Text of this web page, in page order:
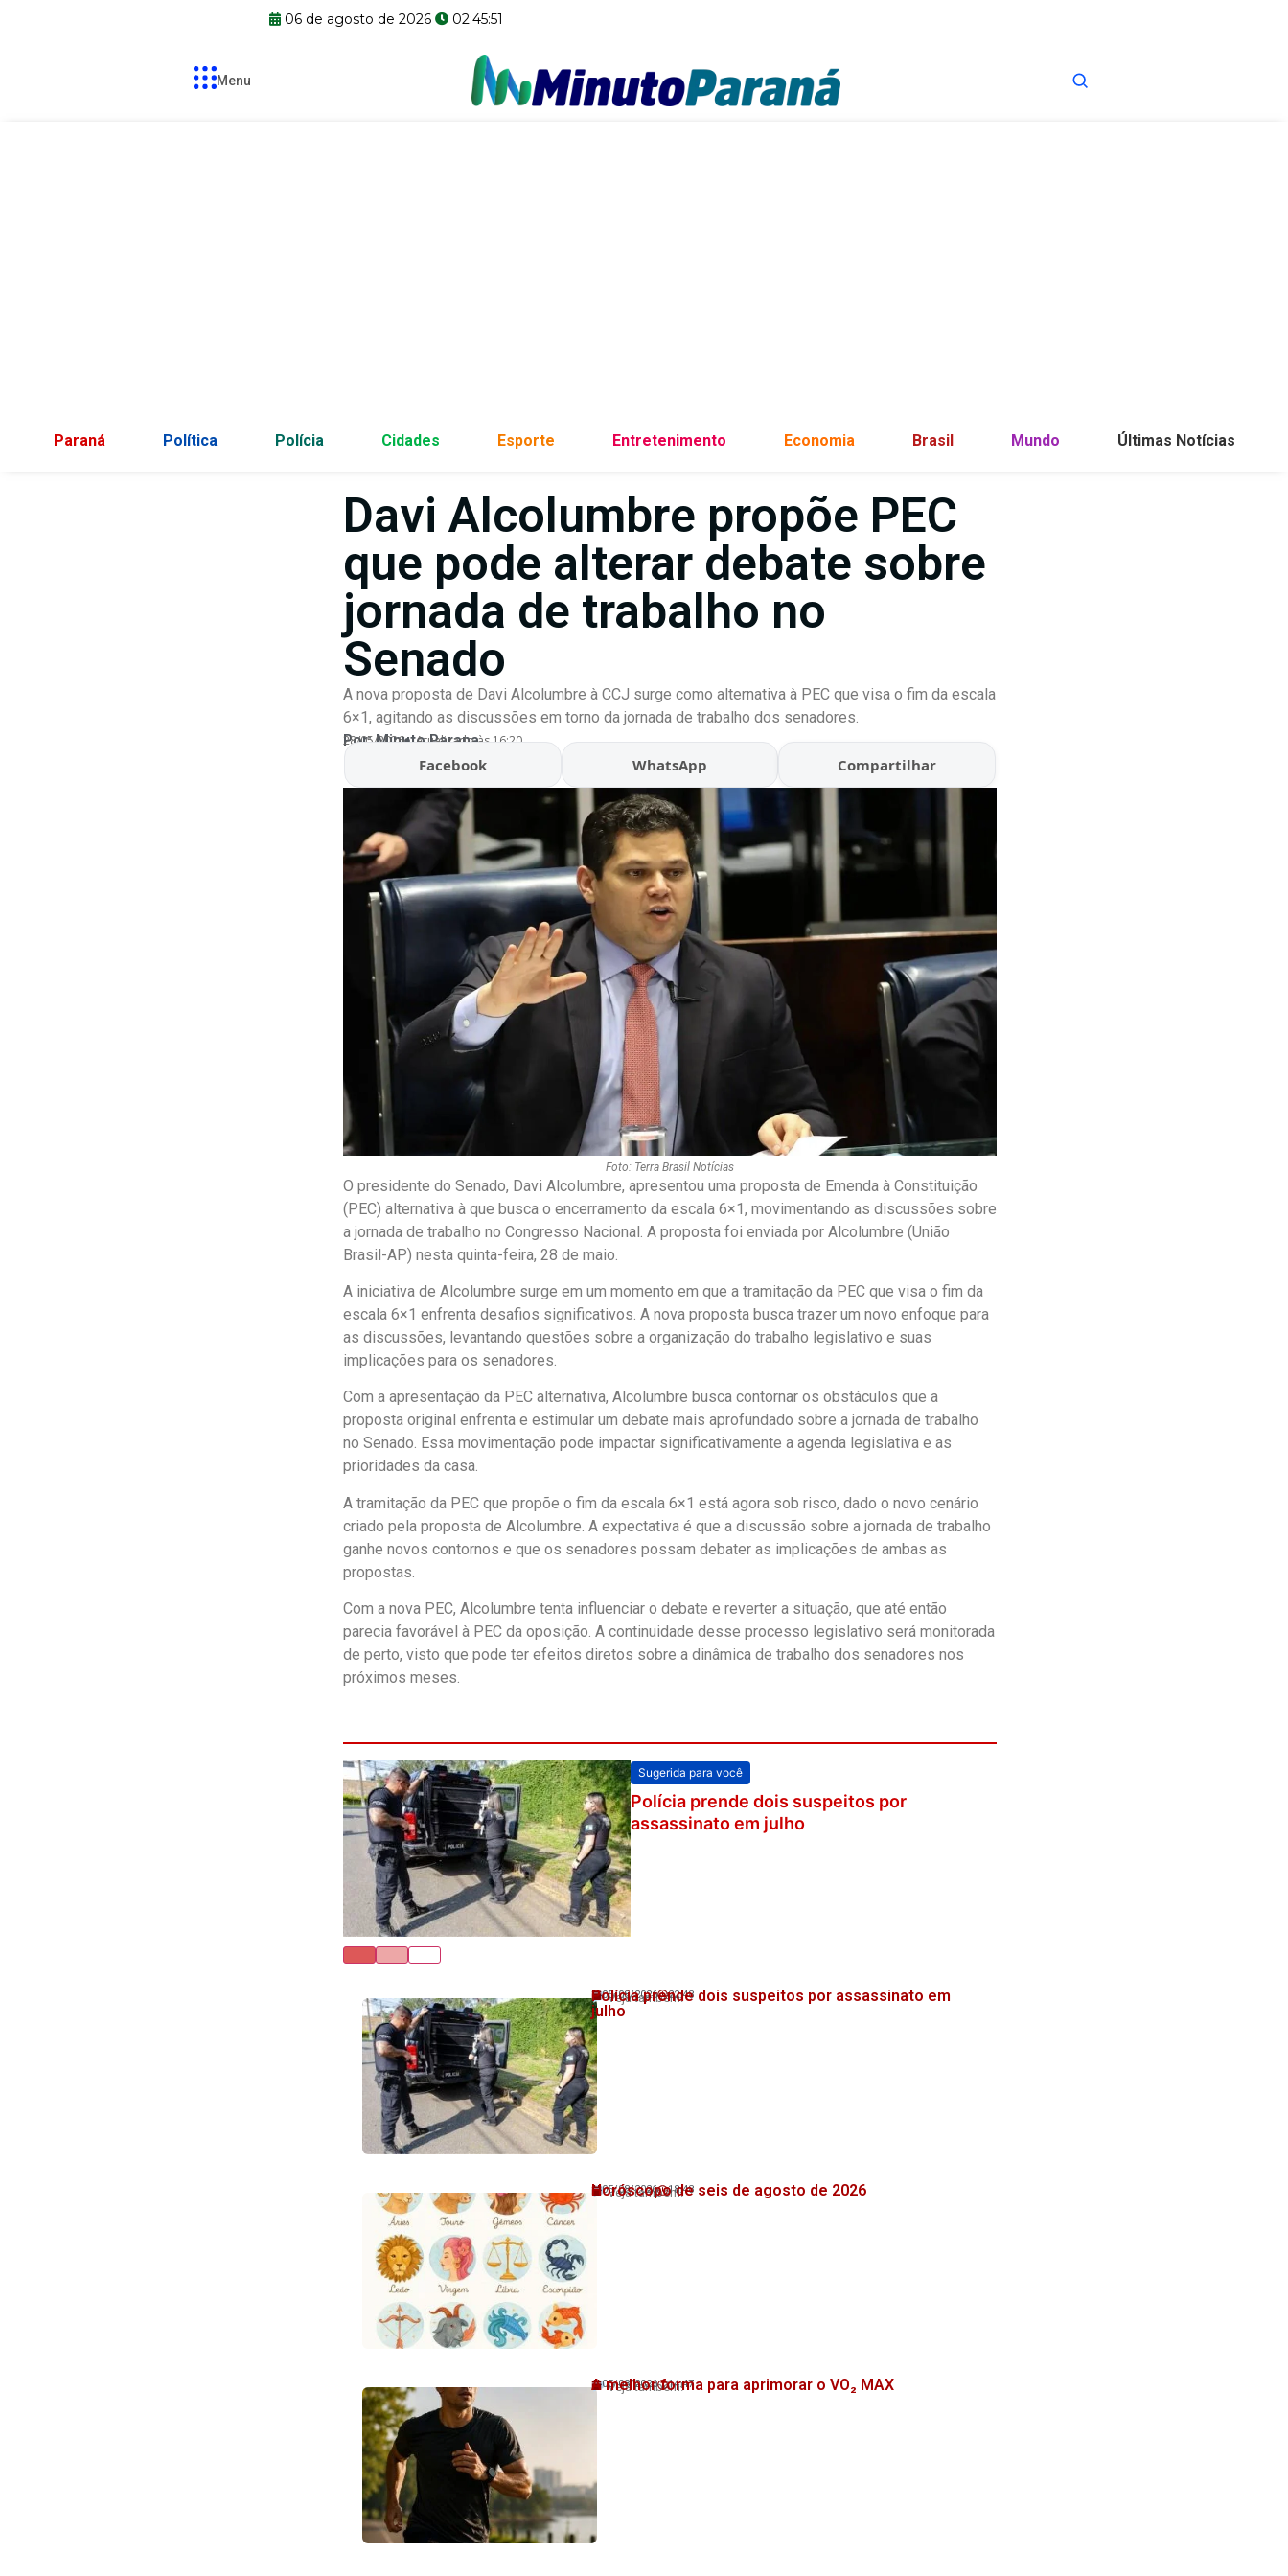
06 de agosto de 2026 02:45:52
Menu
Paraná Política Polícia Cidades Esporte Entretenimento Economia Brasil Mundo Últimas Notícias
Davi Alcolumbre propõe PEC
que pode alterar debate sobre
jornada de trabalho no
Senado
A nova proposta de Davi Alcolumbre à CCJ surge como alternativa à PEC que visa o fim da escala
6×1, agitando as discussões em torno da jornada de trabalho dos senadores.
Por:Minuto Parana
28/05/2026 Atualizado às 16:20
Facebook WhatsApp Compartilhar
Foto: Terra Brasil Notícias
O presidente do Senado, Davi Alcolumbre, apresentou uma proposta de Emenda à Constituição
(PEC) alternativa à que busca o encerramento da escala 6×1, movimentando as discussões sobre
a jornada de trabalho no Congresso Nacional. A proposta foi enviada por Alcolumbre (União
Brasil-AP) nesta quinta-feira, 28 de maio.
A iniciativa de Alcolumbre surge em um momento em que a tramitação da PEC que visa o fim da
escala 6×1 enfrenta desafios significativos. A nova proposta busca trazer um novo enfoque para
as discussões, levantando questões sobre a organização do trabalho legislativo e suas
implicações para os senadores.
Com a apresentação da PEC alternativa, Alcolumbre busca contornar os obstáculos que a
proposta original enfrenta e estimular um debate mais aprofundado sobre a jornada de trabalho
no Senado. Essa movimentação pode impactar significativamente a agenda legislativa e as
prioridades da casa.
A tramitação da PEC que propõe o fim da escala 6×1 está agora sob risco, dado o novo cenário
criado pela proposta de Alcolumbre. A expectativa é que a discussão sobre a jornada de trabalho
ganhe novos contornos e que os senadores possam debater as implicações de ambas as
propostas.
Com a nova PEC, Alcolumbre tenta influenciar o debate e reverter a situação, que até então
parecia favorável à PEC da oposição. A continuidade desse processo legislativo será monitorada
de perto, visto que pode ter efeitos diretos sobre a dinâmica de trabalho dos senadores nos
próximos meses.
Sugerida para você
Polícia prende dois suspeitos por
assassinato em julho
Veja também!
05/08/2026 22:48
Polícia prende dois suspeitos por assassinato em
julho
Veja também!
05/08/2026 18:48
Horóscopo de seis de agosto de 2026
Veja também!
05/08/2026 14:47
A melhor forma para aprimorar o VO₂ MAX